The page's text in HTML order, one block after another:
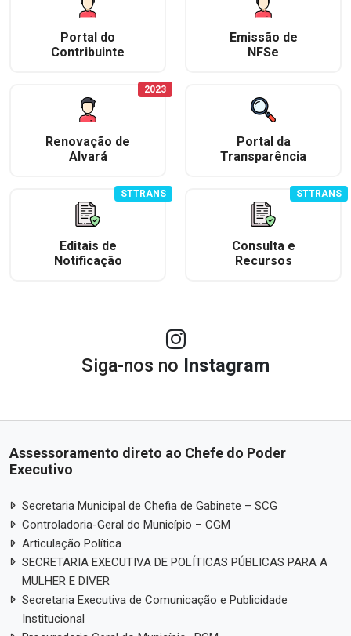
Portal do
Contribuinte
Emissão de
NFSe
Renovação de
Alvará
2023
Portal da
Transparência
Editais de
Notificação
STTRANS
Consulta e
Recursos
STTRANS
Siga-nos no Instagram
Assessoramento direto ao Chefe do Poder
Executivo
Secretaria Municipal de Chefia de Gabinete – SCG
Controladoria-Geral do Município – CGM
Articulação Política
SECRETARIA EXECUTIVA DE POLÍTICAS PÚBLICAS PARA A
MULHER E DIVER
Secretaria Executiva de Comunicação e Publicidade
Institucional